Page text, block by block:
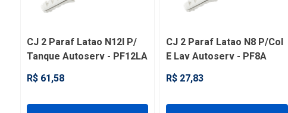
à vista
Escolha as variações
1 2
CJ 2 Paraf Latao N12l P/
Tanque Autoserv - PF12LA
R$ 61,58
CJ 2 Paraf Latao N8 P/Col
E Lav Autoserv - PF8A
R$ 27,83